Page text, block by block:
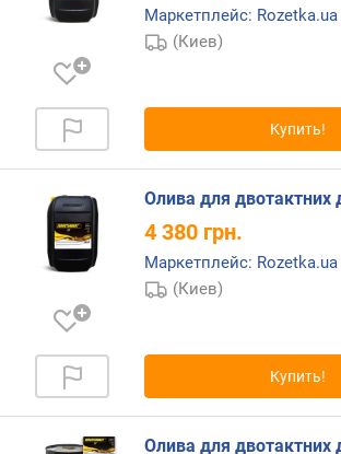
Маркетплейс: Rozetka.ua
(Киев)
Купить!
Олива для двотактних
4 380 грн.
Маркетплейс: Rozetka.ua
(Киев)
Купить!
Олива для двотактних